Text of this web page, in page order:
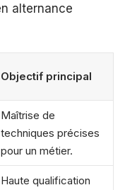
alternance
Objectif principal
Maîtrise de
techniques précises
pour un métier.
Haute qualification